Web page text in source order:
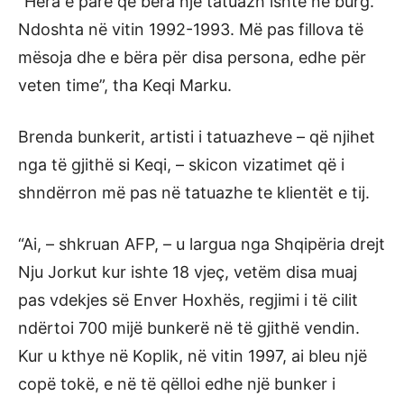
Ndoshta në vitin 1992-1993. Më pas fillova të
mësoja dhe e bëra për disa persona, edhe për
veten time”, tha Keqi Marku.
Brenda bunkerit, artisti i tatuazheve – që njihet
nga të gjithë si Keqi, – skicon vizatimet që i
shndërron më pas në tatuazhe te klientët e tij.
“Ai, – shkruan AFP, – u largua nga Shqipëria drejt
Nju Jorkut kur ishte 18 vjeç, vetëm disa muaj
pas vdekjes së Enver Hoxhës, regjimi i të cilit
ndërtoi 700 mijë bunkerë në të gjithë vendin.
Kur u kthye në Koplik, në vitin 1997, ai bleu një
copë tokë, e në të qëlloi edhe një bunker i